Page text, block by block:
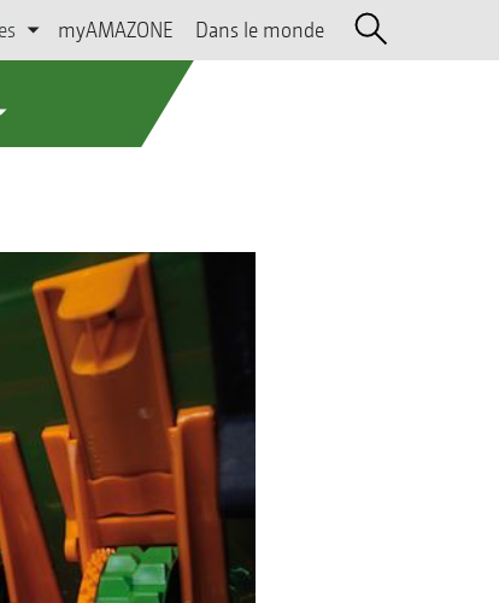
myAMAZONE Dans le monde